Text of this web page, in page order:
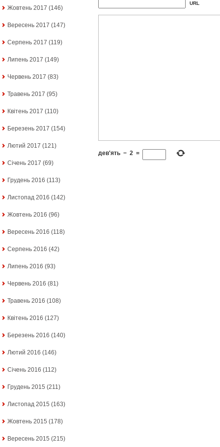
Жовтень 2017 (146)
Вересень 2017 (147)
Серпень 2017 (119)
Липень 2017 (149)
Червень 2017 (83)
Травень 2017 (95)
Квітень 2017 (110)
Березень 2017 (154)
Лютий 2017 (121)
Січень 2017 (69)
Грудень 2016 (113)
Листопад 2016 (142)
Жовтень 2016 (96)
Вересень 2016 (118)
Серпень 2016 (42)
Липень 2016 (93)
Червень 2016 (81)
Травень 2016 (108)
Квітень 2016 (127)
Березень 2016 (140)
Лютий 2016 (146)
Січень 2016 (112)
Грудень 2015 (211)
Листопад 2015 (163)
Жовтень 2015 (178)
Вересень 2015 (215)
URL
дев'ять − 2 =